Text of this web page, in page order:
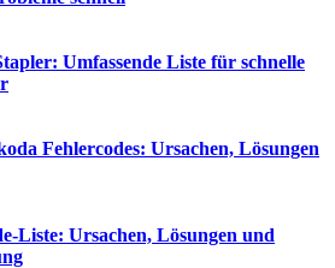
Umfassende Liste für schnelle
Fehlercodes: Ursachen, Lösungen
Liste: Ursachen, Lösungen und